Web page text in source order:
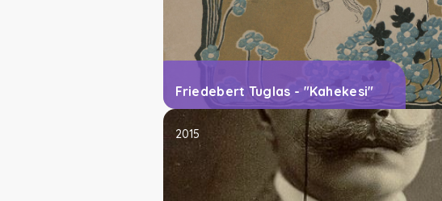
Friedebert Tuglas - "Kahekesi"
2015